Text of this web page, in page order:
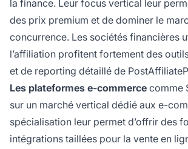
la finance. Leur focus vertical leur
des prix premium et de dominer le
concurrence. Les sociétés financières
l’affiliation profitent fortement des
et de reporting détaillé de
Les plateformes e-commerce comme
sur un marché vertical dédié aux e-
spécialisation leur permet d’offrir des
intégrations taillées pour la vente en